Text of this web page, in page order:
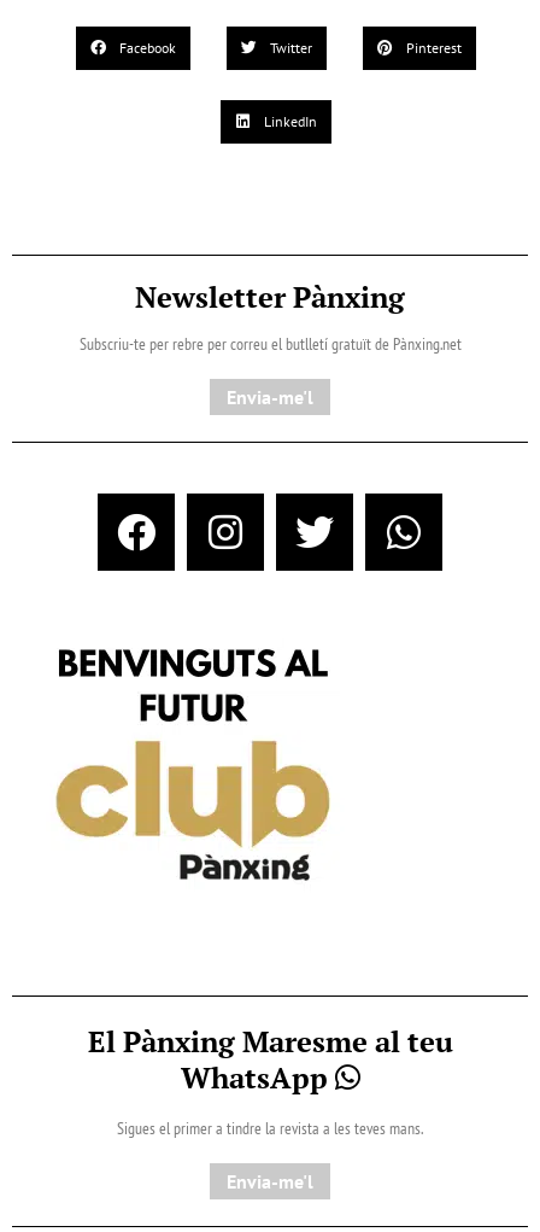
Facebook Twitter Pinterest
LinkedIn
Newsletter Pànxing
Subscriu-te per rebre per correu el butlletí gratuït de Pànxing.net​
Envia-me'l
El Pànxing Maresme al teu
WhatsApp
Sigues el primer a tindre la revista a les teves mans.
Envia-me'l